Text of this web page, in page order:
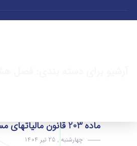
ماده 203 قانون مالیاتهای مستقیم
چهارشنبه , 25 تیر 1404